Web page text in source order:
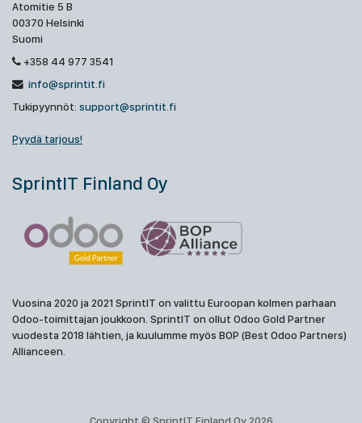
Atomitie 5 B
00370 Helsinki
Suomi
+358 44 977 3541
info@sprintit.fi
Tukipyynnöt: support@sprintit.fi
Pyydä tarjous!
SprintIT Finland Oy
Vuosina 2020 ja 2021 SprintIT on valittu Euroopan kolmen parhaan
Odoo-toimittajan joukkoon. SprintIT on ollut Odoo Gold Partner
vuodesta 2018 lähtien, ja kuulumme myös BOP (Best Odoo Partners)
Allianceen.
Copyright © SprintIT Finland Oy 2026